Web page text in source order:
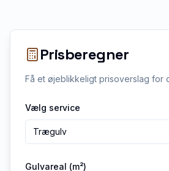
Prisberegner
Få et øjeblikkeligt prisoverslag for
Vælg service
Trægulv
Gulvareal (m²)